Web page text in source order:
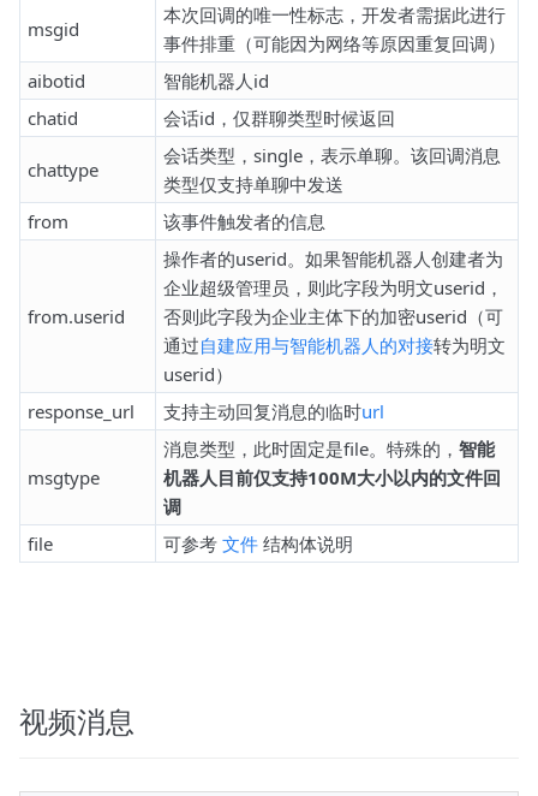
msgid
本次回调的唯一性标志，开发者需据此进行
事件排重（可能因为网络等原因重复回调）
aibotid
智能机器人id
chatid
会话id，仅群聊类型时候返回
chattype
会话类型，single，表示单聊。该回调消息
类型仅支持单聊中发送
from
该事件触发者的信息
from.userid
操作者的userid。如果智能机器人创建者为
企业超级管理员，则此字段为明文userid，
否则此字段为企业主体下的加密userid（可
通过自建应用与智能机器人的对接转为明文
userid）
response_url
支持主动回复消息的临时url
msgtype
消息类型，此时固定是file。特殊的， 智能
机器人目前仅支持100M大小以内的文件回
调
file
可参考 文件 结构体说明
视频消息